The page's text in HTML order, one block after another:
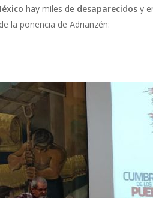
hay miles de desaparecidos y
la ponencia de Adrianzén: